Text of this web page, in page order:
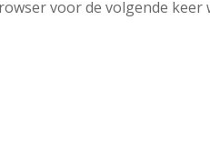
voor de volgende